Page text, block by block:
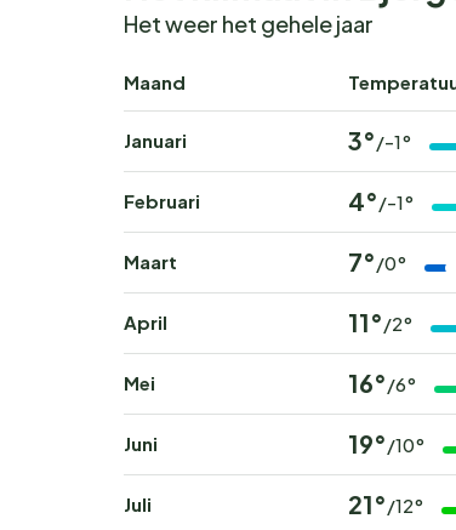
Het weer het gehele jaar
Maand
Januari 3° /-1°
Februari 4° /-1°
Maart 7° /0°
April 11° /2°
Mei 16° /6°
Juni 19° /10°
Juli 21° /12°